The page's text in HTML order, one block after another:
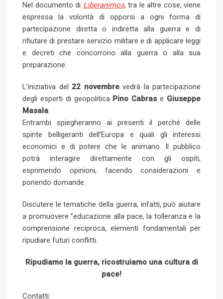
Nel documento di Liberanimos, tra le altre cose, viene
espressa la volontà di opporsi a ogni forma di
partecipazione diretta o indiretta alla guerra e di
rifiutare di prestare servizio militare e di applicare leggi
e decreti che concorrono alla guerra o alla sua
preparazione.
L’iniziativa del 22 novembrevedrà la partecipazione
degli esperti di geopolitica Pino Cabras e Giuseppe
Masala.
Entrambi spiegheranno ai presenti il perché delle
spinte belligeranti dell’Europa e quali gli interessi
economici e di potere che le animano. Il pubblico
potrà interagire direttamente con gli ospiti,
esprimendo opinioni, facendo considerazioni e
ponendo domande.
Discutere le tematiche della guerra, infatti, può aiutare
a promuovere ’’educazione alla pace, la tolleranza e la
comprensione reciproca, elementi fondamentali per
ripudiare futuri conflitti.
Ripudiamo la guerra, ricostruiamo una cultura di
pace!
Contatti: